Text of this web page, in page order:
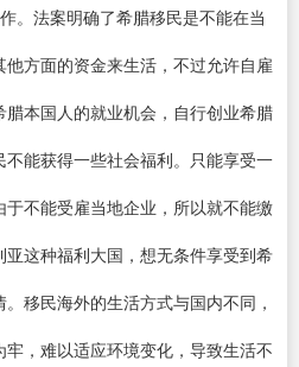
。法案明确了希腊移民是不能在当
方面的资金来生活，不过允许自雇
本国人的就业机会，自行创业希腊
能获得一些社会福利。只能享受一
不能受雇当地企业，所以就不能缴
这种福利大国，想无条件享受到希
移民海外的生活方式与国内不同，
，难以适应环境变化，导致生活不